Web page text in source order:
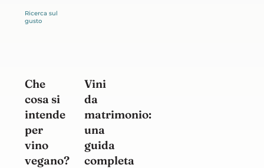
Che
cosa si
intende
per
vino
vegano?
Vini
da
matrimonio:
una
guida
completa